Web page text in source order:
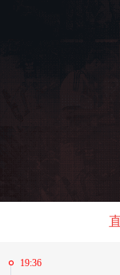
19:36